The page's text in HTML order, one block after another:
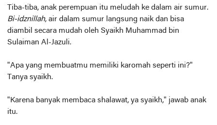
Tiba-tiba, anak perempuan itu meludah ke dalam air sumur.
Bi-idznillah, air dalam sumur langsung naik dan bisa
diambil secara mudah oleh Syaikh Muhammad bin
Sulaiman Al-Jazuli.
"Apa yang membuatmu memiliki karomah seperti ini?"
Tanya syaikh.
"Karena banyak membaca shalawat, ya syaikh," jawab anak
itu.